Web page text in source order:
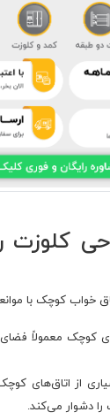
کلوزت
خواب کوچک با
کوچک معمولاً
از اتاق‌های
را دشوار می‌کند.